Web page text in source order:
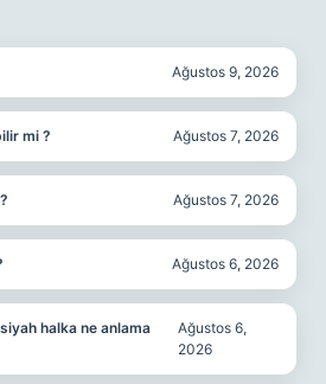
Ağustos 9, 2026
mi ? Ağustos 7, 2026
Ağustos 7, 2026
Ağustos 6, 2026
halka ne anlama
Ağustos 6,
2026